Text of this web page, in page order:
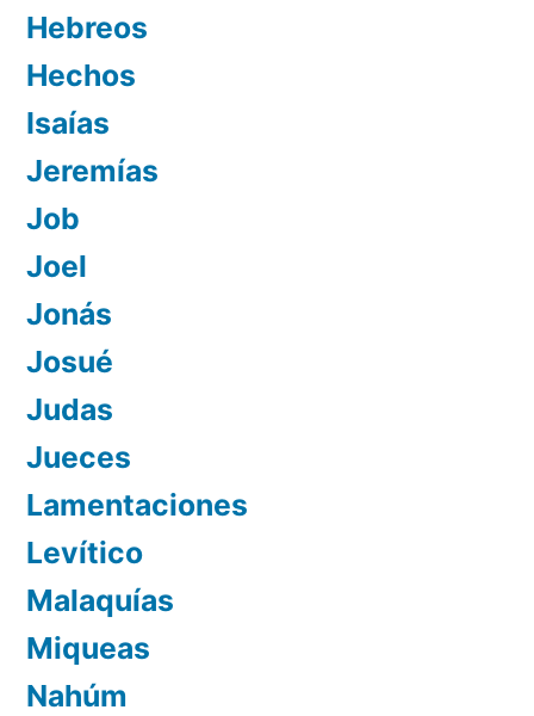
Hebreos
Hechos
Isaías
Jeremías
Job
Joel
Jonás
Josué
Judas
Jueces
Lamentaciones
Levítico
Malaquías
Miqueas
Nahúm